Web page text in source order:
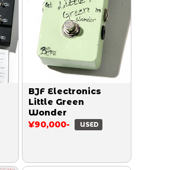
BJF Electronics
Little Green
Wonder
¥90,000-
USED